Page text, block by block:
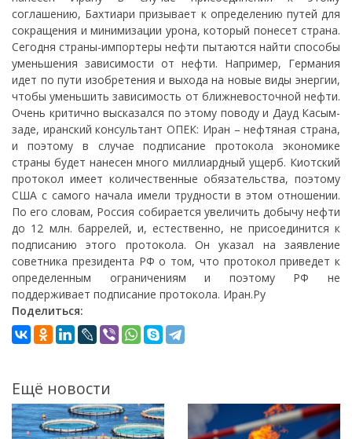
соглашению, Бахтиари призывает к определению путей для
сокращения и минимизации урона, который понесет страна.
Сегодня страны-импортеры нефти пытаются найти способы
уменьшения зависимости от нефти. Например, Германия
идет по пути изобретения и выхода на новые виды энергии,
чтобы уменьшить зависимость от ближневосточной нефти.
Очень критично высказался по этому поводу и Дауд Касым-
заде, иранский консультант ОПЕК: Иран – нефтяная страна,
и поэтому в случае подписание протокола экономике
страны будет нанесен много миллиардный ущерб. Киотский
протокол имеет количественные обязательства, поэтому
США с самого начала имели трудности в этом отношении.
По его словам, Россия собирается увеличить добычу нефти
до 12 млн. баррелей, и, естественно, не присоединится к
подписанию этого протокола. Он указал на заявление
советника президента РФ о том, что протокол приведет к
определенным ограничениям и поэтому РФ не
поддерживает подписание протокола. Иран.Ру
Поделиться:
Ещё новости